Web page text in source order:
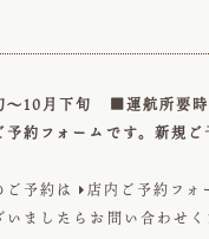
～10月下旬 ■運航所要
約フォームです。新規
ご予約は 店内ご予約フォ
いましたらお問い合わせ